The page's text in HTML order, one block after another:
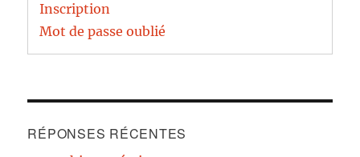
Inscription
Mot de passe oublié
RÉPONSES RÉCENTES